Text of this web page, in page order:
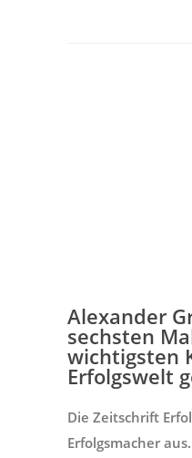
Alexander
sechsten
wichtigsten
Erfolgswelt
Die Zeitschrift
Erfolgsmacher